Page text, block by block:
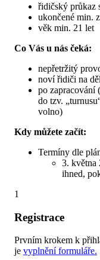
řidičský průkaz
ukončené min.
věk min. 21 let
Co Vás u nás čeká:
nepřetržitý
noví řidiči na
po zapracování
do tzv.
volno)
Kdy můžete začít:
Termíny dle
3. května
ihned,
1
Registrace
Prvním krokem k
je vyplnění formuláře.